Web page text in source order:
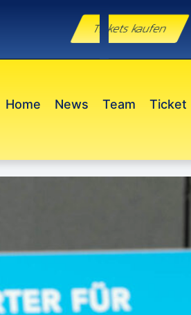
Tickets kaufen
Home News Team Ticket